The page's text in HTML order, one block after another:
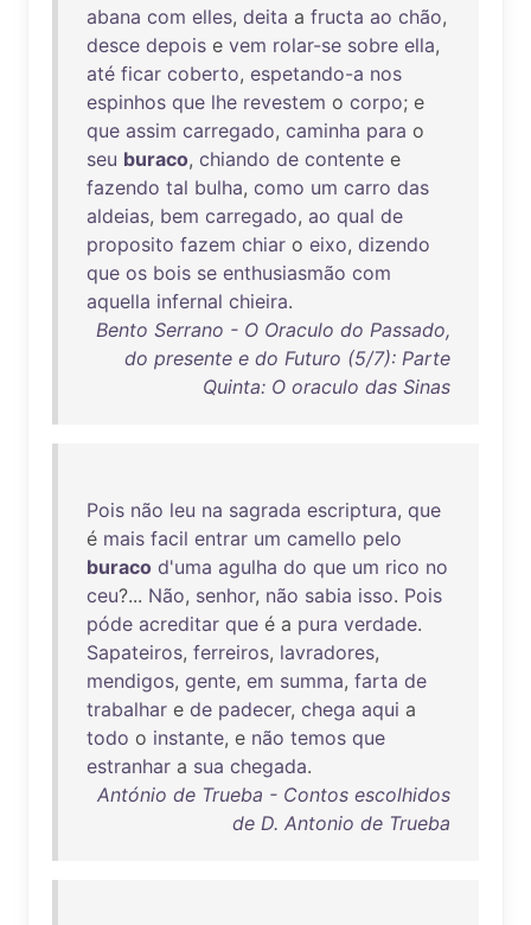
abana com elles, deita a fructa ao chão,
desce depois e vem rolar-se sobre ella,
até ficar coberto, espetando-a nos
espinhos que lhe revestem o corpo; e
que assim carregado, caminha para o
seu buraco, chiando de contente e
fazendo tal bulha, como um carro das
aldeias, bem carregado, ao qual de
proposito fazem chiar o eixo, dizendo
que os bois se enthusiasmão com
aquella infernal chieira.
Bento Serrano - O Oraculo do Passado,
do presente e do Futuro (5/7): Parte
Quinta: O oraculo das Sinas
Pois não leu na sagrada escriptura, que
é mais facil entrar um camello pelo
buraco d'uma agulha do que um rico no
ceu?... Não, senhor, não sabia isso. Pois
póde acreditar que é a pura verdade.
Sapateiros, ferreiros, lavradores,
mendigos, gente, em summa, farta de
trabalhar e de padecer, chega aqui a
todo o instante, e não temos que
estranhar a sua chegada.
António de Trueba - Contos escolhidos
de D. Antonio de Trueba